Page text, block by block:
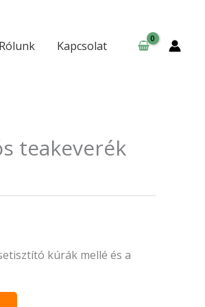
Rólunk Kapcsolat
teakeverék
kúrák mellé és a